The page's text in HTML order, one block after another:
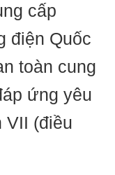
cấp
điện Quốc
toàn cung
ứng yêu
VII (điều